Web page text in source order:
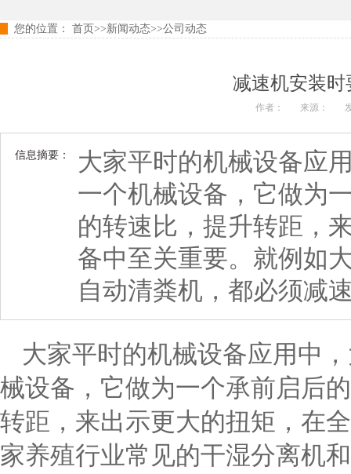
您的位置： 首页 >>新闻动态>>公司动态
减速机安装
作者： 来源：
信息摘要：
大家平时的机械设备应
一个机械设备，它做为
的转速比，提升转距，
备中至关重要。就例如
自动清粪机，都必须减
大家平时的机械设备应用中
械设备，它做为一个承前启后
转距，来出示更大的扭矩，在
家养殖行业常见的干湿分离机